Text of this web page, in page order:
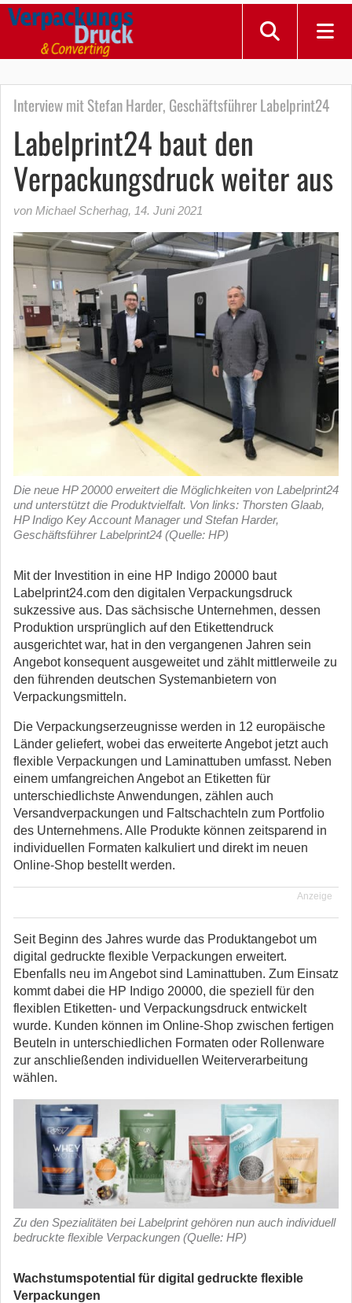
Interview mit Stefan Harder, Geschäftsführer Labelprint24
Labelprint24 baut den
Verpackungsdruck weiter aus
von Michael Scherhag, 14. Juni 2021
Die neue HP 20000 erweitert die Möglichkeiten von Labelprint24
und unterstützt die Produktvielfalt. Von links: Thorsten Glaab,
HP Indigo Key Account Manager und Stefan Harder,
Geschäftsführer Labelprint24 (Quelle: HP)
Mit der Investition in eine HP Indigo 20000 baut
Labelprint24.com den digitalen Verpackungsdruck
sukzessive aus. Das sächsische Unternehmen, dessen
Produktion ursprünglich auf den Etikettendruck
ausgerichtet war, hat in den vergangenen Jahren sein
Angebot konsequent ausgeweitet und zählt mittlerweile zu
den führenden deutschen Systemanbietern von
Verpackungsmitteln.
Die Verpackungserzeugnisse werden in 12 europäische
Länder geliefert, wobei das erweiterte Angebot jetzt auch
flexible Verpackungen und Laminattuben umfasst. Neben
einem umfangreichen Angebot an Etiketten für
unterschiedlichste Anwendungen, zählen auch
Versandverpackungen und Faltschachteln zum Portfolio
des Unternehmens. Alle Produkte können zeitsparend in
individuellen Formaten kalkuliert und direkt im neuen
Online-Shop bestellt werden.
Anzeige
Seit Beginn des Jahres wurde das Produktangebot um
digital gedruckte flexible Verpackungen erweitert.
Ebenfalls neu im Angebot sind Laminattuben. Zum Einsatz
kommt dabei die HP Indigo 20000, die speziell für den
flexiblen Etiketten- und Verpackungsdruck entwickelt
wurde. Kunden können im Online-Shop zwischen fertigen
Beuteln in unterschiedlichen Formaten oder Rollenware
zur anschließenden individuellen Weiterverarbeitung
wählen.
Zu den Spezialitäten bei Labelprint gehören nun auch individuell
bedruckte flexible Verpackungen (Quelle: HP)
Wachstumspotential für digital gedruckte flexible
Verpackungen